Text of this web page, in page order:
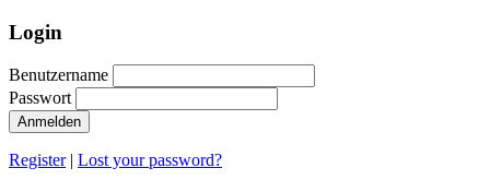
Login
Benutzername
Passwort
Anmelden
Register| Lost your password?